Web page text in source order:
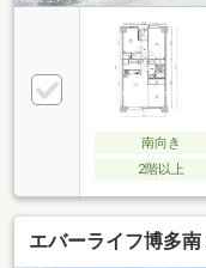
南向き
2階以上
エバーライフ博多